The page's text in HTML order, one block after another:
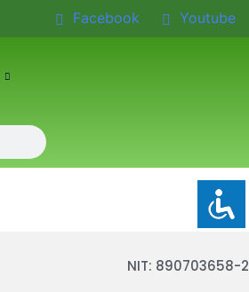
Facebook Youtube
NIT: 890703658-2